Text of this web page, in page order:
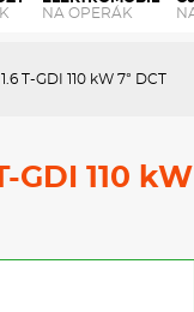
NA OPERÁK
T-GDI 110 kW 7° DCT
110 kW